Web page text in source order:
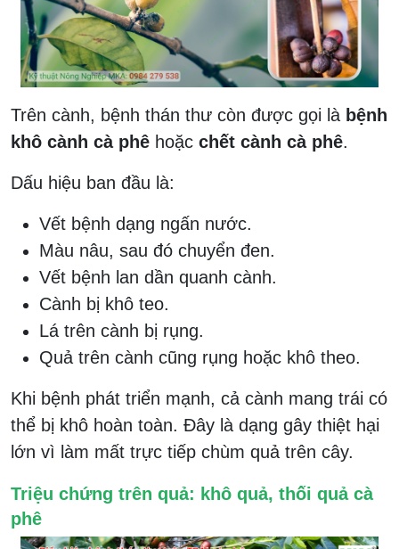
Trên cành, bệnh thán thư còn được gọi là bệnh
khô cành cà phê hoặc chết cành cà phê.
Dấu hiệu ban đầu là:
Vết bệnh dạng ngấn nước.
Màu nâu, sau đó chuyển đen.
Vết bệnh lan dần quanh cành.
Cành bị khô teo.
Lá trên cành bị rụng.
Quả trên cành cũng rụng hoặc khô theo.
Khi bệnh phát triển mạnh, cả cành mang trái có
thể bị khô hoàn toàn. Đây là dạng gây thiệt hại
lớn vì làm mất trực tiếp chùm quả trên cây.
Triệu chứng trên quả: khô quả, thối quả cà
phê